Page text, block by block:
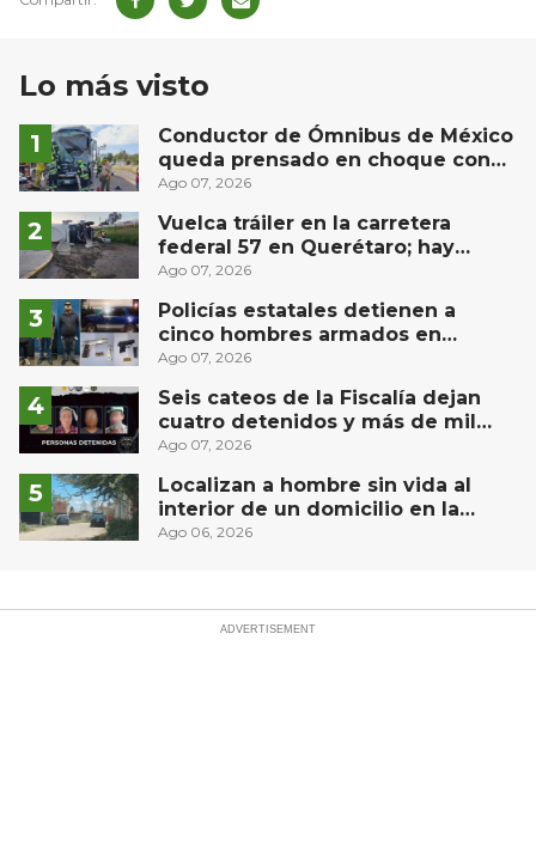
Lo más visto
Conductor de Ómnibus de México
queda prensado en choque con
materialista en San Juan del Río
Ago 07, 2026
Vuelca tráiler en la carretera
federal 57 en Querétaro; hay
derrame de combustible
Ago 07, 2026
Policías estatales detienen a
cinco hombres armados en
Puebla capital
Ago 07, 2026
Seis cateos de la Fiscalía dejan
cuatro detenidos y más de mil
dosis aseguradas en Querétaro
Ago 07, 2026
Localizan a hombre sin vida al
interior de un domicilio en la
comunidad El Rodeo, San Juan del
Ago 06, 2026